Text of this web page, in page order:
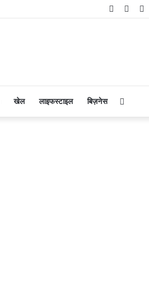
Facebook
खेल लाइफस्टाइल बिज़नेस